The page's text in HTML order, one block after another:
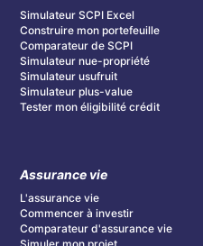
Simulateur SCPI Excel
Construire mon portefeuille
Comparateur de SCPI
Simulateur nue-propriété
Simulateur usufruit
Simulateur plus-value
Tester mon éligibilité crédit
Assurance vie
L'assurance vie
Commencer à investir
Comparateur d'assurance vie